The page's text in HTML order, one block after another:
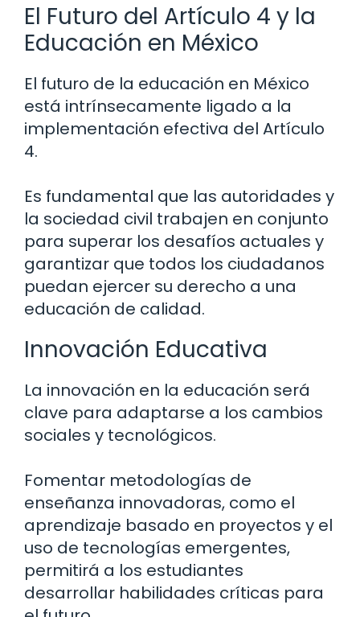
El Futuro del Artículo 4 y la
Educación en México
El futuro de la educación en México
está intrínsecamente ligado a la
implementación efectiva del Artículo
4.
Es fundamental que las autoridades y
la sociedad civil trabajen en conjunto
para superar los desafíos actuales y
garantizar que todos los ciudadanos
puedan ejercer su derecho a una
educación de calidad.
Innovación Educativa
La innovación en la educación será
clave para adaptarse a los cambios
sociales y tecnológicos.
Fomentar metodologías de
enseñanza innovadoras, como el
aprendizaje basado en proyectos y el
uso de tecnologías emergentes,
permitirá a los estudiantes
desarrollar habilidades críticas para